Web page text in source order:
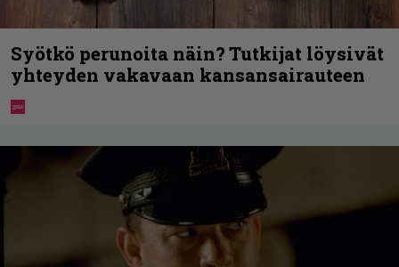
Syötkö perunoita näin? Tutkijat löysivät
yhteyden vakavaan kansansairauteen